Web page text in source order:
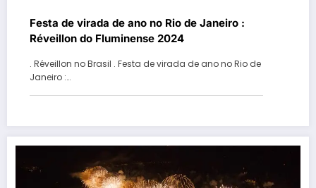
Festa de virada de ano no Rio de Janeiro :
Réveillon do Fluminense 2024
. Réveillon no Brasil . Festa de virada de ano no Rio de
Janeiro :…